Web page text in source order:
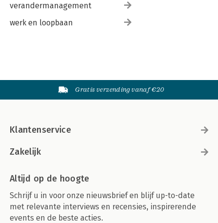
verandermanagement
werk en loopbaan
Gratis verzending vanaf €20
Klantenservice
Zakelijk
Altijd op de hoogte
Schrijf u in voor onze nieuwsbrief en blijf up-to-date
met relevante interviews en recensies, inspirerende
events en de beste acties.